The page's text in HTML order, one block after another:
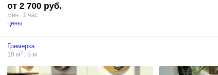
Циклорама 6,5*5,5м
В случае загрязнения циклорамы: следы от обуви, мебели, одежды
Находится на циклораме можно исключительно в чистой
проклеенной малярным скотчем обуви, а так же босиком.
Вставать на Изгиб циклорамы категорически запрещено - штраф
от 2 700 руб.
мин. 1 час
цены
Гримерка
19 м2 , 5 м